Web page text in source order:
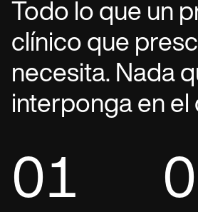
Todo lo que un
clínico que
necesita. Nada
interponga en el
01